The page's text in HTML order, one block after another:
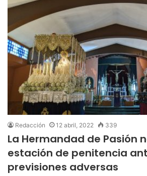
Redacción 12 abril, 2022 339
La Hermandad de Pasión
estación de penitencia
previsiones adversas